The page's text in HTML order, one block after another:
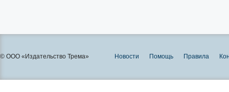
© ООО «Издательство Трема» Новости Помощь Правила